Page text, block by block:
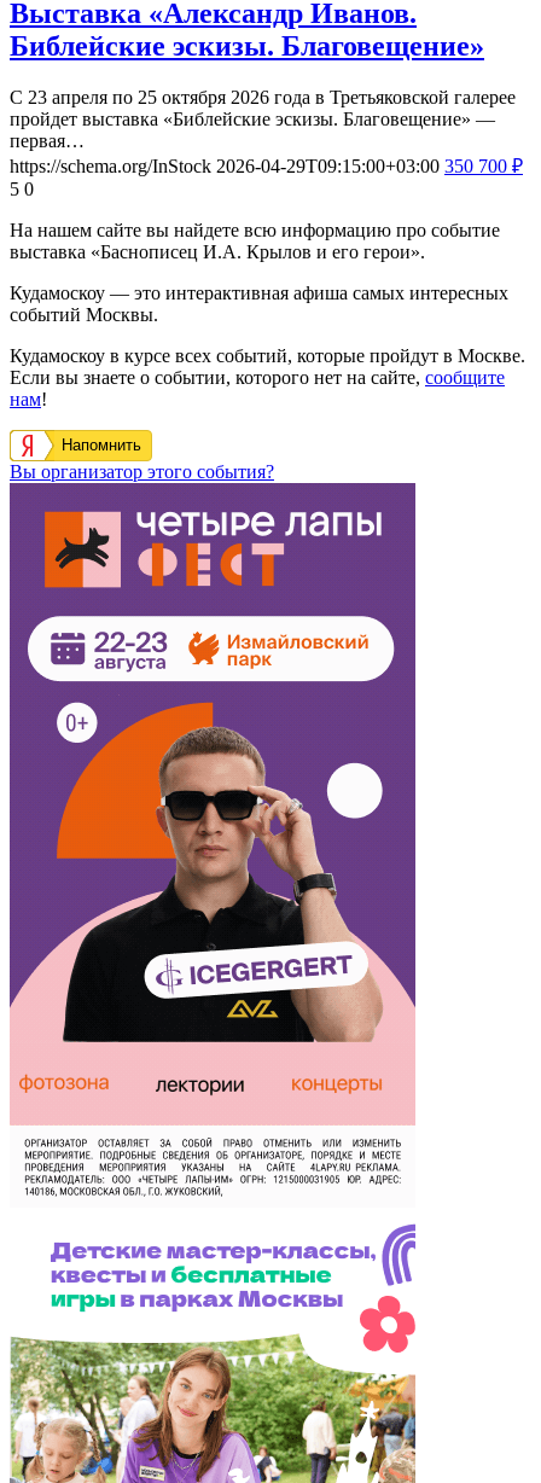
Выставка «Александр Иванов.
Библейские эскизы. Благовещение»
С 23 апреля по 25 октября 2026 года в Третьяковской галерее
пройдет выставка «Библейские эскизы. Благовещение» —
первая…
https://schema.org/InStock 2026-04-29T09:15:00+03:00 350 700 ₽
5 0
На нашем сайте вы найдете всю информацию про событие
выставка «Баснописец И.А. Крылов и его герои».
Кудамоскоу — это интерактивная афиша самых интересных
событий Москвы.
Кудамоскоу в курсе всех событий, которые пройдут в Москве.
Если вы знаете о событии, которого нет на сайте, сообщите
нам!
Напомнить
Вы организатор этого события?